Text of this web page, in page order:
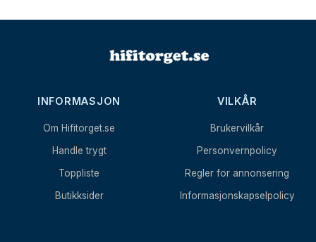
INFORMASJON
Om Hifitorget.se
Handle trygt
Toppliste
Butikksider
VILKÅR
Brukervilkår
Personvernpolicy
Regler for annonsering
Informasjonskapselpolicy